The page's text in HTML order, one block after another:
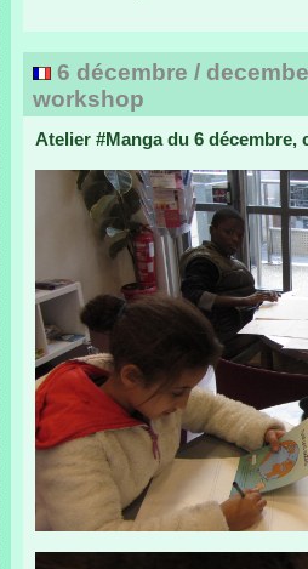
6 décembre /
workshop
Atelier #Manga du 6